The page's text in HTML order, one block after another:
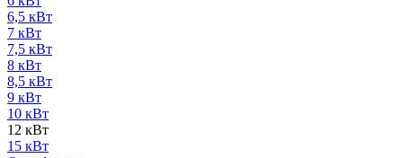
6,5 кВт
7 кВт
7,5 кВт
8 кВт
8,5 кВт
9 кВт
10 кВт
12 кВт
15 кВт